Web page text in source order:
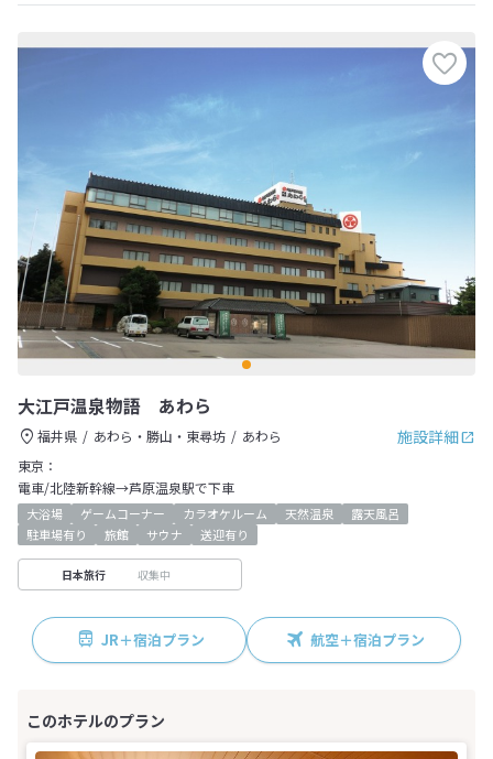
大江戸温泉物語 あわら
施設詳細
福井県 あわら・勝山・東尋坊
あわら
東京：
電車/北陸新幹線→芦原温泉駅で下車
大浴場 ゲームコーナー カラオケルーム 天然温泉
露天風呂
駐車場有り
旅館 サウナ 送迎有り
日本旅行 収集中
JR＋宿泊プラン 航空＋宿泊プラン